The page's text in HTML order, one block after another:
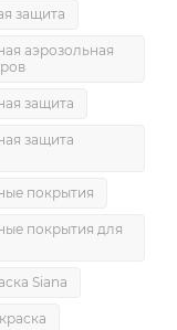
защита
аэрозольная
защита
защита
покрытия
покрытия для
Siana